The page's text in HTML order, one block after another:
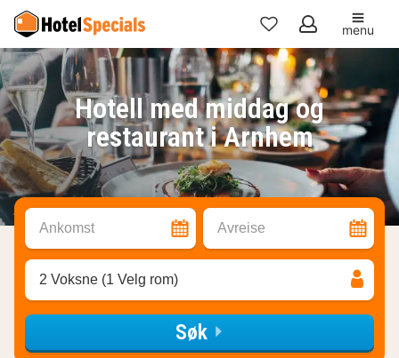
Mine
favoritter
menu
Hotell med middag og
restaurant i Arnhem
Ankomst Avreise
2 Voksne (1 Velg rom)
Søk